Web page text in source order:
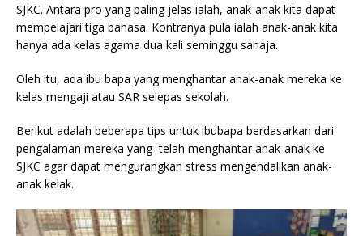
SJKC. Antara pro yang paling jelas ialah, anak-anak kita dapat
mempelajari tiga bahasa. Kontranya pula ialah anak-anak kita
hanya ada kelas agama dua kali seminggu sahaja.
Oleh itu, ada ibu bapa yang menghantar anak-anak mereka ke
kelas mengaji atau SAR selepas sekolah.
Berikut adalah beberapa tips untuk ibubapa berdasarkan dari
pengalaman mereka yang telah menghantar anak-anak ke
SJKC agar dapat mengurangkan stress mengendalikan anak-
anak kelak.